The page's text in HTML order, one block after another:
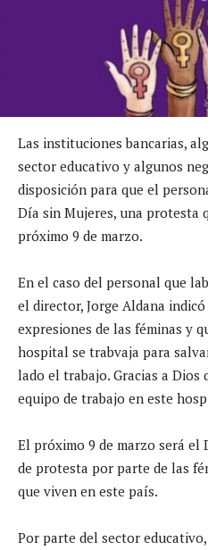
Las instituciones bancarias,
sector educativo y algunos
disposición para que el
Día sin Mujeres, una protesta
próximo 9 de marzo.
En el caso del personal que
el director, Jorge Aldana
expresiones de las féminas y
hospital se trabvaja para
lado el trabajo. Gracias a Dios
equipo de trabajo en este
El próximo 9 de marzo será el
de protesta por parte de las
que viven en este país.
Por parte del sector